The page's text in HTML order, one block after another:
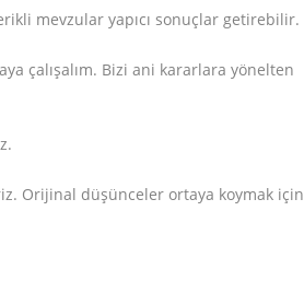
mevzular yapıcı sonuçlar getirebilir.
çalışalım. Bizi ani kararlara yönelten
Orijinal düşünceler ortaya koymak için